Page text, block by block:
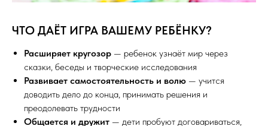
ЧТО ДАЁТ ИГРА ВАШЕМУ РЕБЁНКУ?
Расширяет кругозор — ребенок узнаёт мир через
сказки, беседы и творческие исследования
Развивает самостоятельность и волю — учится
доводить дело до конца, принимать решения и
преодолевать трудности
Общается и дружит — дети пробуют договариваться,